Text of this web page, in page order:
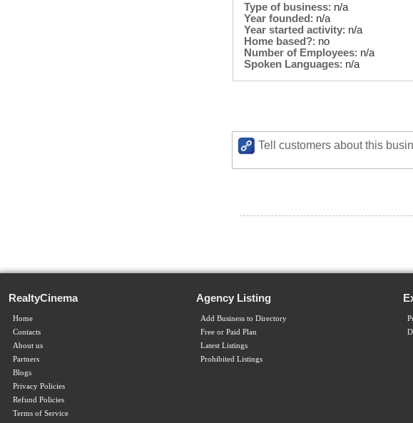
Type of business: n/a
Year founded : n/a
Year started activity: n/a
Home based?: no
Number of Employees: n/a
Spoken Languages: n/a
Tell customers about this
RealtyCinema
Home
Contacts
About us
Partners
Blogs
Privacy Policies
Refund Policies
Terms of Service
Agency Listing
Add Business to Directory
Free or Paid Plan
Latest Listings
Prohibited Listings